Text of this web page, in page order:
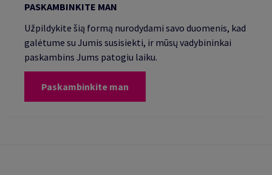
PASKAMBINKITE MAN
Užpildykite šią formą nurodydami savo duomenis, kad
galėtume su Jumis susisiekti, ir mūsų vadybininkai
paskambins Jums patogiu laiku.
Paskambinkite man